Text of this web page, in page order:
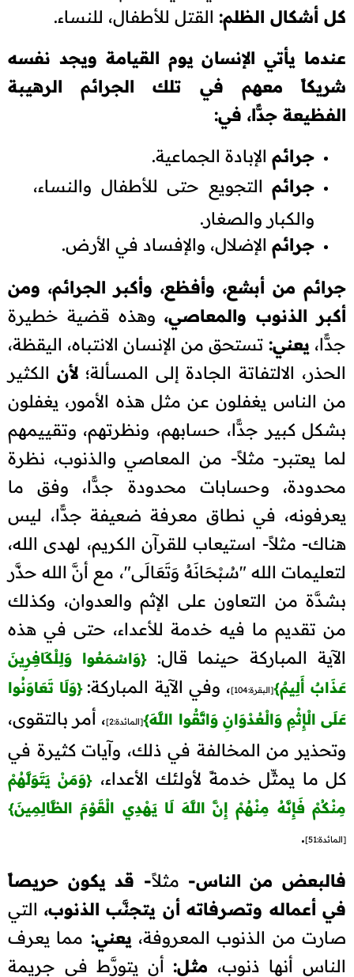
كل أشكال الظلم:القتل للأطفال، للنساء.
عندما يأتي الإنسان يوم القيامة ويجد نفسه
شريكاً معهم في تلك الجرائم الرهيبة
الفظيعة جدًّا، في:
جرائمالإبادة الجماعية.
جرائمالتجويع حتى للأطفال والنساء،
والكبار والصغار.
جرائمالإضلال، والإفساد في الأرض.
جرائم من أبشع، وأفظع، وأكبر الجرائم، ومن
أكبر الذنوب والمعاصي، وهذه قضية خطيرة
جدًّا، يعني: تستحق من الإنسان الانتباه، اليقظة،
الحذر، الالتفاتة الجادة إلى المسألة؛ لأنالكثير
من الناس يغفلون عن مثل هذه الأمور، يغفلون
بشكل كبير جدًّا، حسابهم، ونظرتهم، وتقييمهم
لما يعتبر- مثلاً- من المعاصي والذنوب، نظرة
محدودة، وحسابات محدودة جدًّا، وفق ما
يعرفونه، في نطاق معرفة ضعيفة جدًّا، ليس
هناك- مثلاً- استيعاب للقرآن الكريم، لهدى الله،
لتعليمات الله "سُبْحَانَهُ وَتَعَالَى"، مع أنَّ الله حذَّر
بشدَّة من التعاون على الإثم والعدوان، وكذلك
من تقديم ما فيه خدمة للأعداء، حتى في هذه
الآية المباركة حينما قال: {وَاسْمَعُوا وَلِلْكَافِرِينَ
عَذَابٌ أَلِيمٌ}[البقرة:104] ، وفي الآية المباركة: {وَلَا تَعَاوَنُوا
عَلَى الْإِثْمِ وَالْعُدْوَانِ وَاتَّقُوا اللَّهَ}[المائدة:2]
، أمر بالتقوى،
وتحذير من المخالفة في ذلك، وآيات كثيرة في
كل ما يمثِّل خدمةً لأولئك الأعداء، {وَمَنْ يَتَوَلَّهُمْ
مِنْكُمْ فَإِنَّهُ مِنْهُمْ إِنَّ اللَّهَ لَا يَهْدِي الْقَوْمَ الظَّالِمِينَ}
[المائدة:51] .
فالبعض من الناس-مثلاً- قد يكون حريصاً
في أعماله وتصرفاته أن يتجنَّب الذنوب،التي
صارت من الذنوب المعروفة، يعني: مما يعرف
الناس أنها ذنوب، مثل:أن يتورَّط في جريمة